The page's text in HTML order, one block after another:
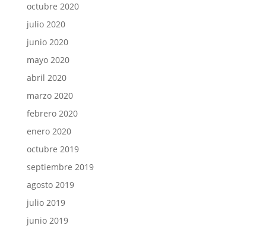
octubre 2020
julio 2020
junio 2020
mayo 2020
abril 2020
marzo 2020
febrero 2020
enero 2020
octubre 2019
septiembre 2019
agosto 2019
julio 2019
junio 2019